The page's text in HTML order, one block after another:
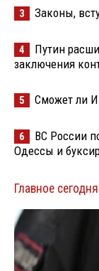
3 Законы,
4
Путин
заключения
5 Сможет ли
6
ВС России
Одессы и
Главное сегодня